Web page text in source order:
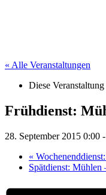
« Alle Veranstaltungen
Diese
Frühdienst:
28. September 2015 0:00 -
«
Spätdienst: Mühlen